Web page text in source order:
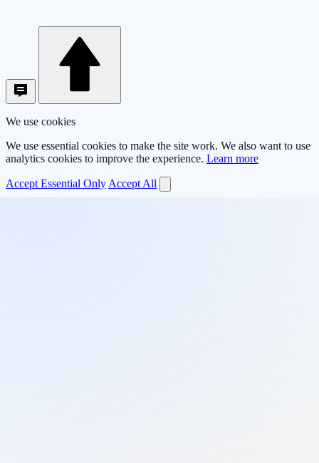
We use cookies
We use essential cookies to make the site work. We also want to use
analytics cookies to improve the experience. Learn more
Accept Essential Only Accept All